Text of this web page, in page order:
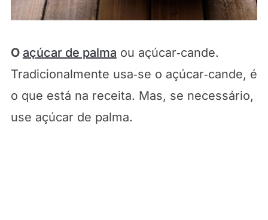
O açúcar de palma ou açúcar‑cande.
Tradicionalmente usa‑se o açúcar‑cande, é
o que está na receita. Mas, se necessário,
use açúcar de palma.